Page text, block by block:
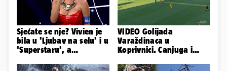
Sjećate se nje? Vivien je
bila u 'Ljubav na selu' i u
'Superstaru', a
izgleda
VIDEO Golijada
Varaždinaca u
Koprivnici. Canjuga i
pogledajte sve golove!